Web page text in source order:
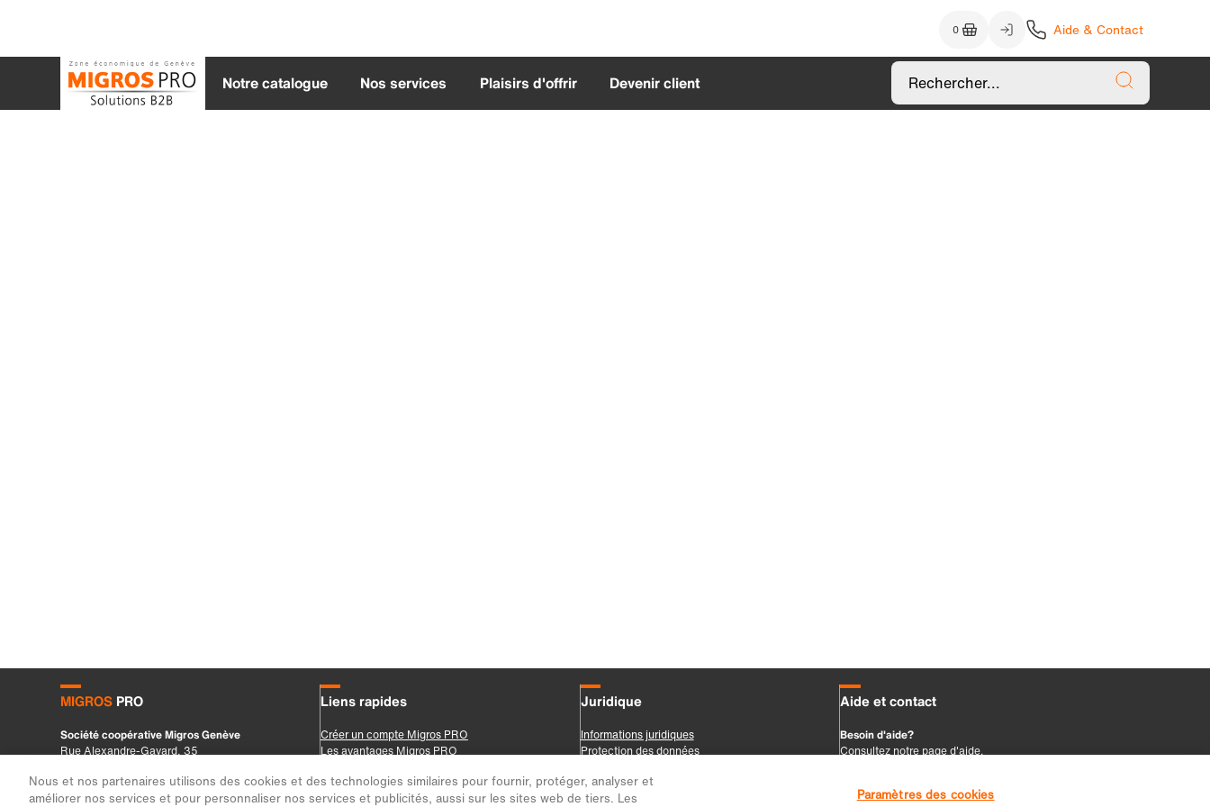
Nous et nos partenaires utilisons des cookies et des technologies similaires pour fournir, protéger, analyser et
améliorer nos services et pour personnaliser nos services et publicités, aussi sur les sites web de tiers. Les
Paramètres des cookies